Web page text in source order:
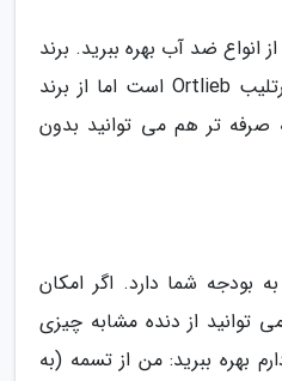
انواع ضد آب بهره ببرید. برند
پیشگام در اروپا و جهان اورتلیب Ortlieb است اما از برند
صرفه تر هم می توانید بدون
بودجه شما دارد. اگر امکان
توانید از دنده مشابه چیزی
بهره ببرید: من از تسمه (به